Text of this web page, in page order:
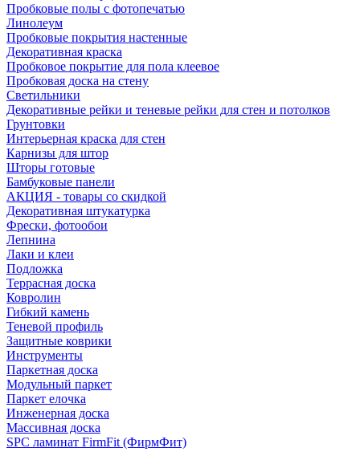
Пробковые полы с фотопечатью
Линолеум
Пробковые покрытия настенные
Декоративная краска
Пробковое покрытие для пола клеевое
Пробковая доска на стену
Светильники
Декоративные рейки и теневые рейки для стен и потолков
Грунтовки
Интерьерная краска для стен
Карнизы для штор
Шторы готовые
Бамбуковые панели
АКЦИЯ - товары со скидкой
Декоративная штукатурка
Фрески, фотообои
Лепнина
Лаки и клеи
Подложка
Террасная доска
Ковролин
Гибкий камень
Теневой профиль
Защитные коврики
Инструменты
Паркетная доска
Модульный паркет
Паркет елочка
Инженерная доска
Массивная доска
SPC ламинат FirmFit (ФирмФит)